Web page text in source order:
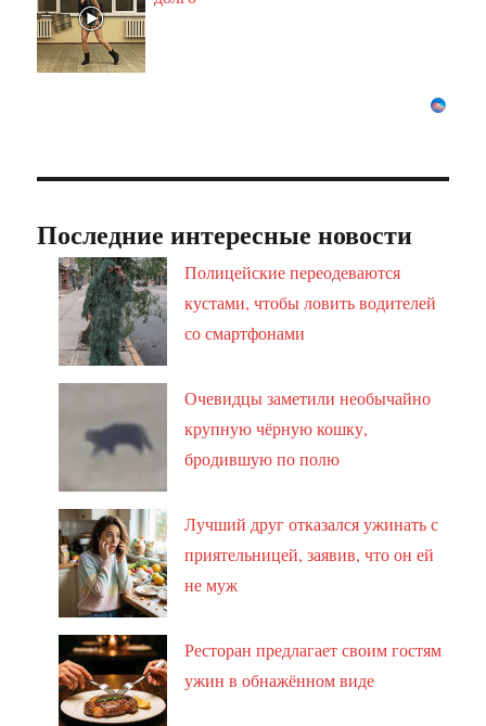
Последние интересные новости
Полицейские переодеваются
кустами, чтобы ловить водителей
со смартфонами
Очевидцы заметили необычайно
крупную чёрную кошку,
бродившую по полю
Лучший друг отказался ужинать с
приятельницей, заявив, что он ей
не муж
Ресторан предлагает своим гостям
ужин в обнажённом виде